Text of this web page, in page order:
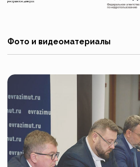
Фото и видеоматериалы